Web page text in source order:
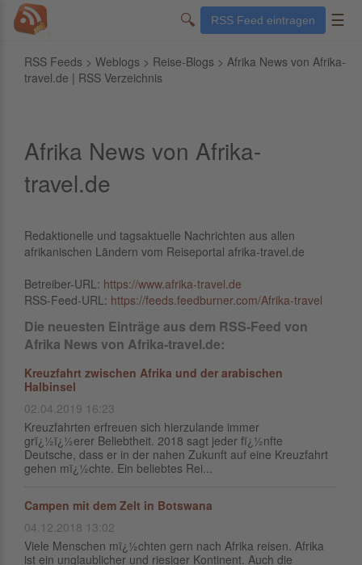
🔍 RSS Feed eintragen ☰
RSS Feeds > Weblogs > Reise-Blogs > Afrika News von Afrika-
travel.de | RSS Verzeichnis
Afrika News von Afrika-
travel.de
Redaktionelle und tagsaktuelle Nachrichten aus allen
afrikanischen Ländern vom Reiseportal afrika-travel.de
Betreiber-URL: https://www.afrika-travel.de
RSS-Feed-URL: https://feeds.feedburner.com/Afrika-travel
Die neuesten Einträge aus dem RSS-Feed von
Afrika News von Afrika-travel.de:
Kreuzfahrt zwischen Afrika und der arabischen
Halbinsel
02.04.2019 16:23
Kreuzfahrten erfreuen sich hierzulande immer
grï¿½ï¿½erer Beliebtheit. 2018 sagt jeder fï¿½nfte
Deutsche, dass er in der nahen Zukunft auf eine Kreuzfahrt
gehen mï¿½chte. Ein beliebtes Rei...
Campen mit dem Zelt in Botswana
04.12.2018 13:02
Viele Menschen mï¿½chten gern nach Afrika reisen. Afrika
ist ein unglaublicher und riesiger Kontinent. Auch die